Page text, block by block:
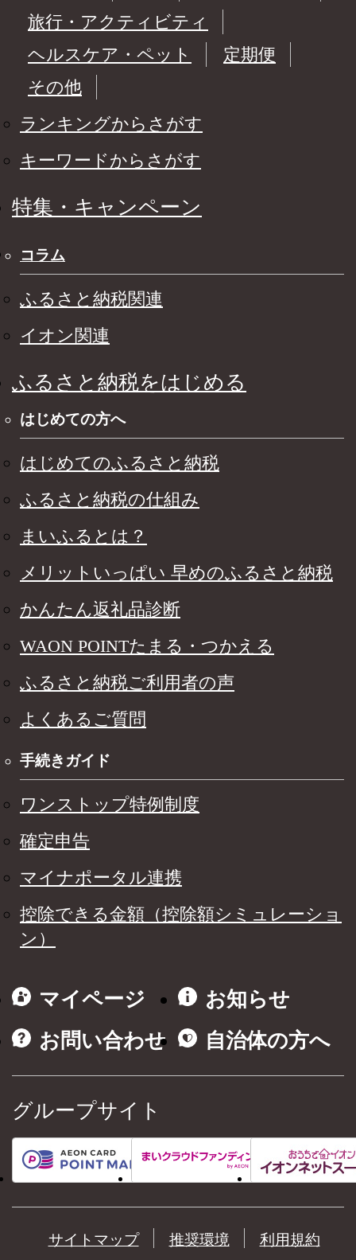
旅行・アクティビティ
ヘルスケア・ペット
定期便
その他
ランキングからさがす
キーワードからさがす
特集・キャンペーン
コラム
ふるさと納税関連
イオン関連
ふるさと納税をはじめる
はじめての方へ
はじめてのふるさと納税
ふるさと納税の仕組み
まいふるとは？
メリットいっぱい 早めのふるさと納税
かんたん返礼品診断
WAON POINTたまる・つかえる
ふるさと納税ご利用者の声
よくあるご質問
手続きガイド
ワンストップ特例制度
確定申告
マイナポータル連携
控除できる金額（控除額シミュレーショ
ン）
マイページ
お知らせ
お問い合わせ
自治体の方へ
グループサイト
サイトマップ 推奨環境
利用規約